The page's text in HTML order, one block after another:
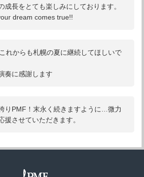
成長をとても楽しみにしております。
dream comes true!!
れからも札幌の夏に継続してほしいで
奏に感謝します
りPMF！末永く続きますように…微力
援させていただきます。